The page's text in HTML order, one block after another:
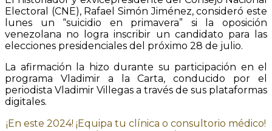
Electoral (CNE), Rafael Simón Jiménez, consideró este
lunes un “suicidio en primavera” si la oposición
venezolana no logra inscribir un candidato para las
elecciones presidenciales del próximo 28 de julio.
La afirmación la hizo durante su participación en el
programa Vladimir a la Carta, conducido por el
periodista Vladimir Villegas a través de sus plataformas
digitales.
¡En este 2024! ¡Equipa tu clínica o consultorio médico!